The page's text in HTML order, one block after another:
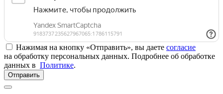
Нажимая на кнопку «Отправить», вы даете согласие
на обработку персональных данных. Подробнее об обработке
данных в Политике.
Отправить